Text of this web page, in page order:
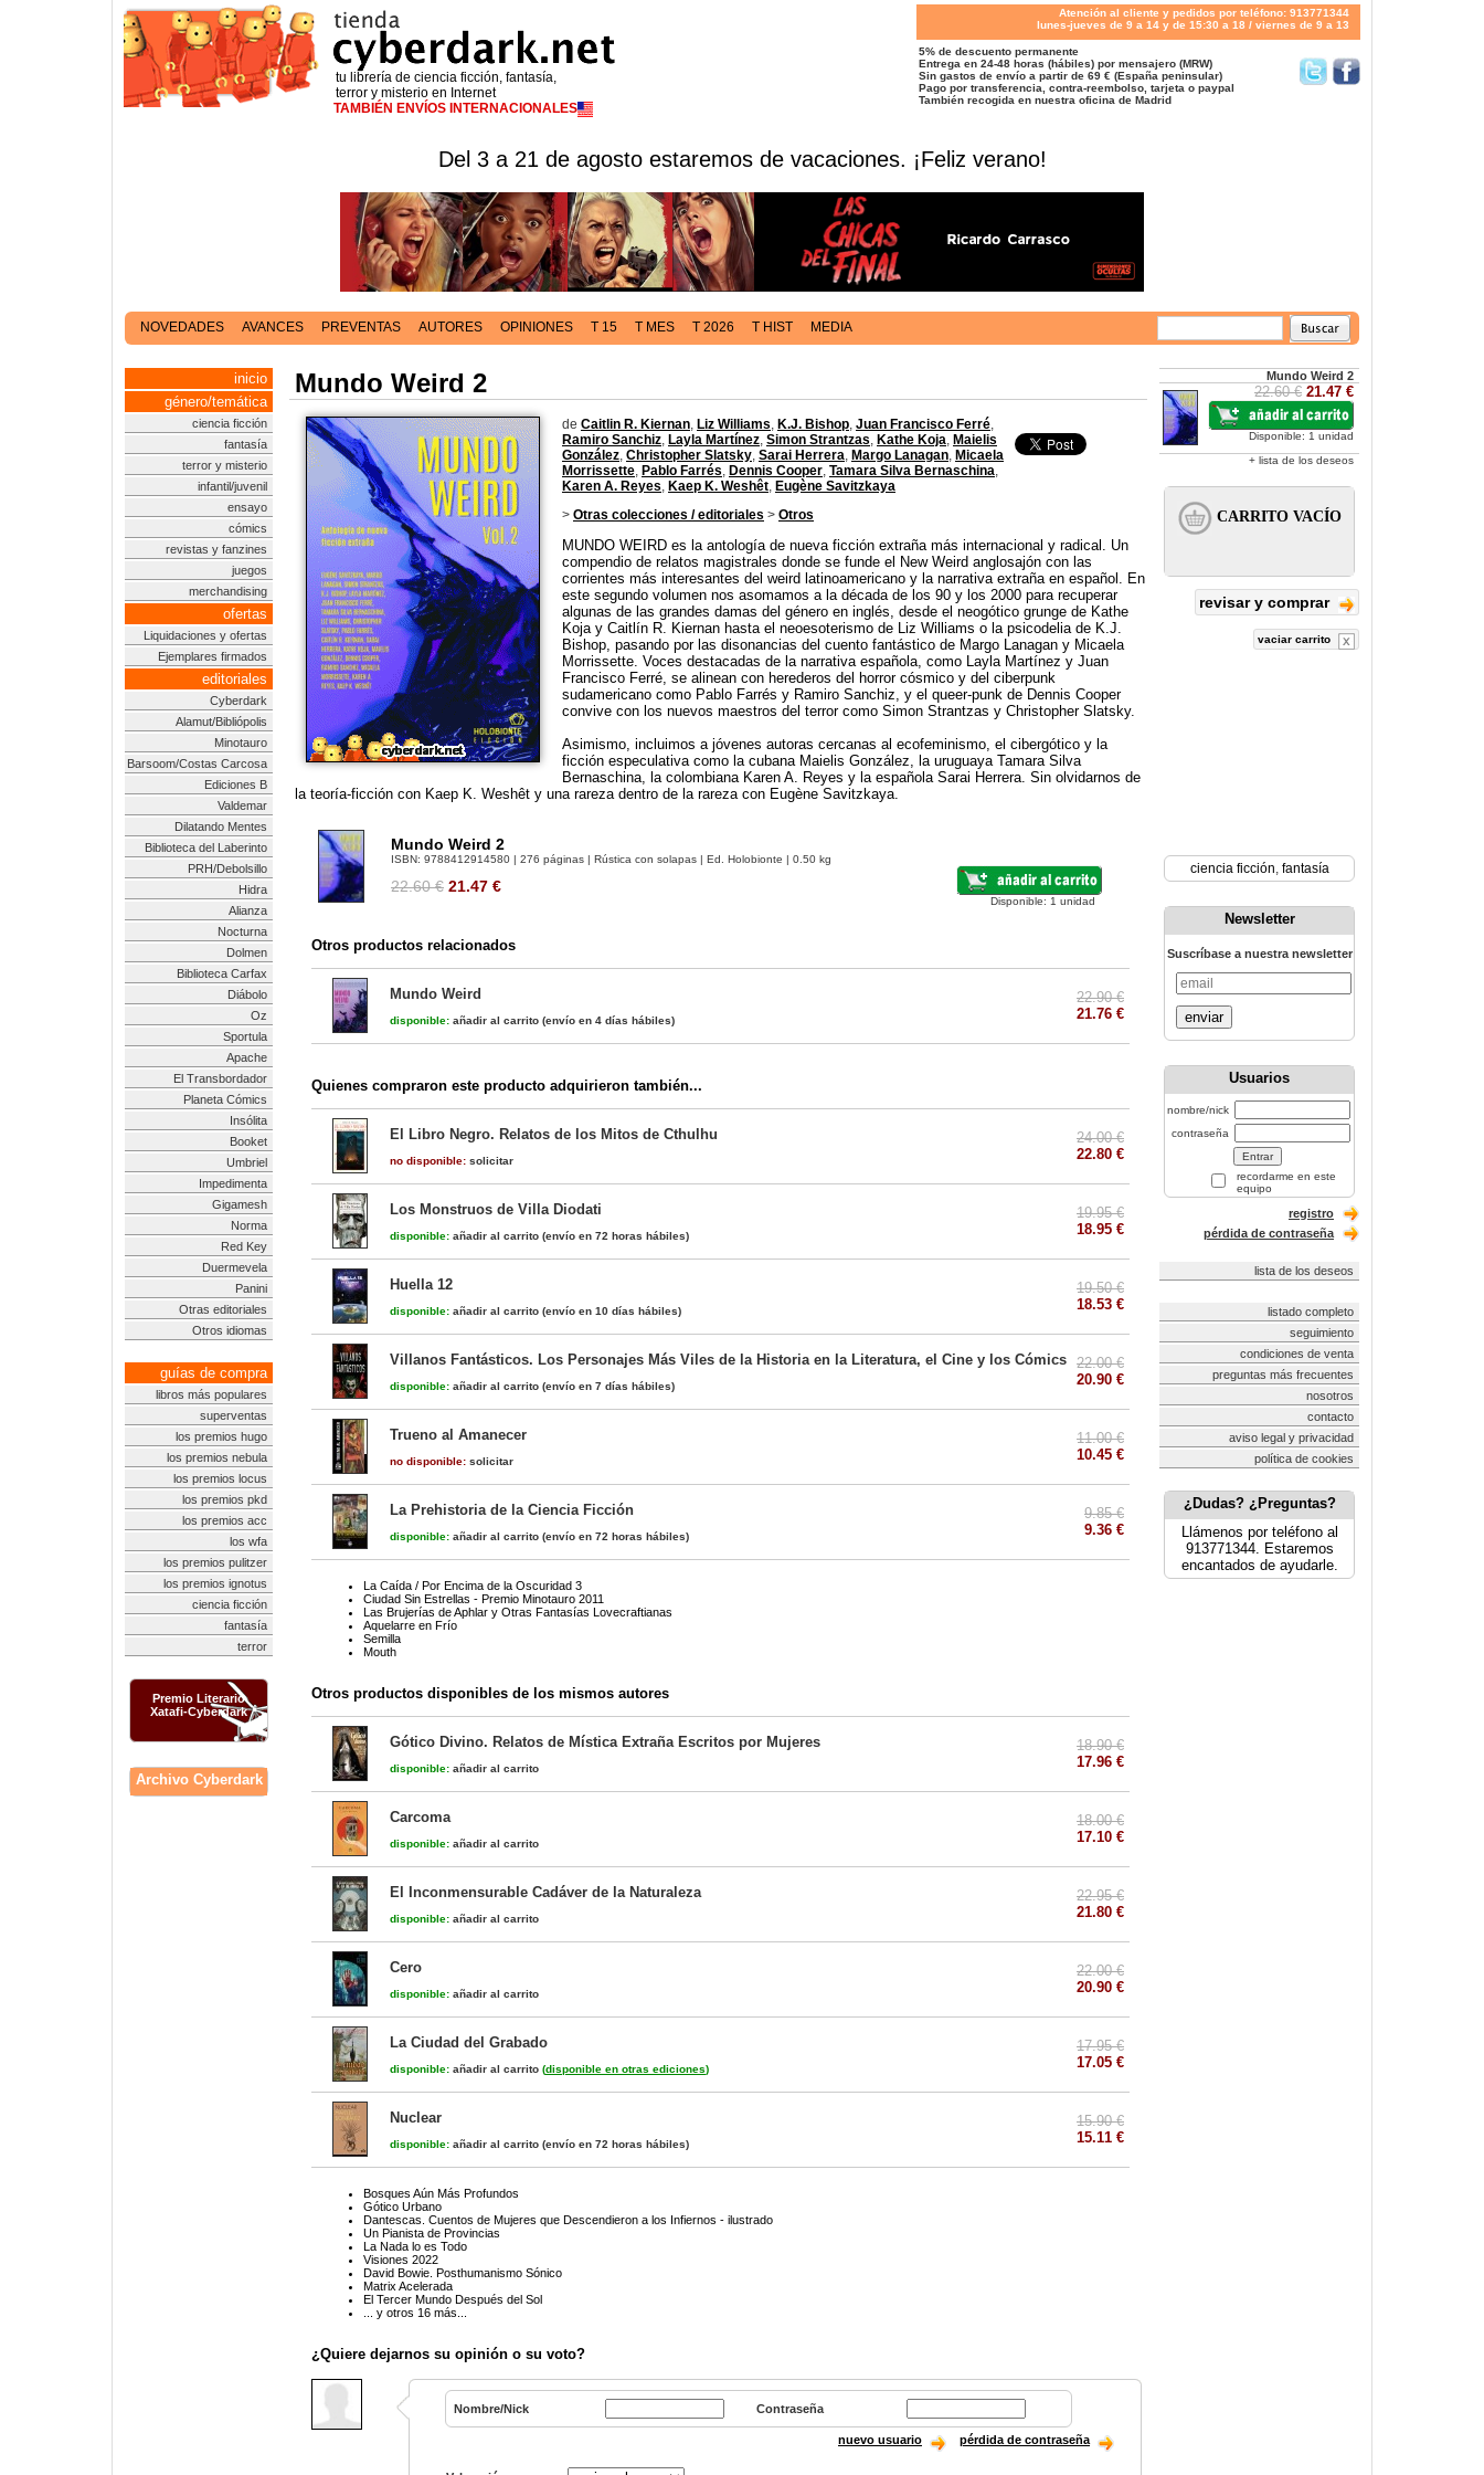
tu librería de ciencia ficción, fantasía,
terror y misterio en Internet
TAMBIÉN ENVÍOS INTERNACIONALES
Atención al cliente y pedidos por teléfono: 913771344
lunes-jueves de 9 a 14 y de 15:30 a 18 / viernes de 9 a 13
5% de descuento permanente
Entrega en 24-48 horas (hábiles) por mensajero (MRW)
Sin gastos de envío a partir de 69 € (España peninsular)
Pago por transferencia, contra-reembolso, tarjeta o paypal
También recogida en nuestra oficina de Madrid
Del 3 a 21 de agosto estaremos de vacaciones. ¡Feliz verano!
NOVEDADES AVANCES PREVENTAS AUTORES OPINIONES T 15 T MES T 2026 T HIST MEDIA
inicio
género/temática
ciencia ficción
fantasía
terror y misterio
infantil/juvenil
ensayo
cómics
revistas y fanzines
juegos
merchandising
ofertas
Liquidaciones y ofertas
Ejemplares firmados
editoriales
Cyberdark
Alamut/Bibliópolis
Minotauro
Barsoom/Costas Carcosa
Ediciones B
Valdemar
Dilatando Mentes
Biblioteca del Laberinto
PRH/Debolsillo
Hidra
Alianza
Nocturna
Dolmen
Biblioteca Carfax
Diábolo
Oz
Sportula
Apache
El Transbordador
Planeta Cómics
Insólita
Booket
Umbriel
Impedimenta
Gigamesh
Norma
Red Key
Duermevela
Panini
Otras editoriales
Otros idiomas
guías de compra
libros más populares
superventas
los premios hugo
los premios nebula
los premios locus
los premios pkd
los premios acc
los wfa
los premios pulitzer
los premios ignotus
ciencia ficción
fantasía
terror
Premio Literario
Xatafi-Cyberdark
Archivo Cyberdark
Mundo Weird 2
de Caitlin R. Kiernan, Liz Williams, K.J. Bishop, Juan Francisco Ferré,
Ramiro Sanchiz, Layla Martínez, Simon Strantzas, Kathe Koja, Maielis
González, Christopher Slatsky, Sarai Herrera, Margo Lanagan, Micaela
Morrissette, Pablo Farrés, Dennis Cooper, Tamara Silva Bernaschina,
Karen A. Reyes, Kaep K. Weshêt, Eugène Savitzkaya
> Otras colecciones / editoriales > Otros
MUNDO WEIRD es la antología de nueva ficción extraña más internacional y radical. Un
compendio de relatos magistrales donde se funde el New Weird anglosajón con las
corrientes más interesantes del weird latinoamericano y la narrativa extraña en español. En
este segundo volumen nos asomamos a la década de los 90 y los 2000 para recuperar
algunas de las grandes damas del género en inglés, desde el neogótico grunge de Kathe
Koja y Caitlín R. Kiernan hasta el neoesoterismo de Liz Williams o la psicodelia de K.J.
Bishop, pasando por las disonancias del cuento fantástico de Margo Lanagan y Micaela
Morrissette. Voces destacadas de la narrativa española, como Layla Martínez y Juan
Francisco Ferré, se alinean con herederos del horror cósmico y del ciberpunk
sudamericano como Pablo Farrés y Ramiro Sanchiz, y el queer-punk de Dennis Cooper
convive con los nuevos maestros del terror como Simon Strantzas y Christopher Slatsky.
Asimismo, incluimos a jóvenes autoras cercanas al ecofeminismo, el cibergótico y la
ficción especulativa como la cubana Maielis González, la uruguaya Tamara Silva
Bernaschina, la colombiana Karen A. Reyes y la española Sarai Herrera. Sin olvidarnos de
la teoría-ficción con Kaep K. Weshêt y una rareza dentro de la rareza con Eugène Savitzkaya.
Mundo Weird 2
ISBN: 9788412914580 | 276 páginas | Rústica con solapas | Ed. Holobionte | 0.50 kg
22.60 € 21.47 €
Disponible: 1 unidad
Otros productos relacionados
Mundo Weird
disponible: añadir al carrito (envío en 4 días hábiles)
22.90 €
21.76 €
Quienes compraron este producto adquirieron también...
El Libro Negro. Relatos de los Mitos de Cthulhu
no disponible: solicitar
24.00 €
22.80 €
Los Monstruos de Villa Diodati
disponible: añadir al carrito (envío en 72 horas hábiles)
19.95 €
18.95 €
Huella 12
disponible: añadir al carrito (envío en 10 días hábiles)
19.50 €
18.53 €
Villanos Fantásticos. Los Personajes Más Viles de la Historia en la Literatura, el Cine y los Cómics
disponible: añadir al carrito (envío en 7 días hábiles)
22.00 €
20.90 €
Trueno al Amanecer
no disponible: solicitar
11.00 €
10.45 €
La Prehistoria de la Ciencia Ficción
disponible: añadir al carrito (envío en 72 horas hábiles)
9.85 €
9.36 €
La Caída / Por Encima de la Oscuridad 3
Ciudad Sin Estrellas - Premio Minotauro 2011
Las Brujerías de Aphlar y Otras Fantasías Lovecraftianas
Aquelarre en Frío
Semilla
Mouth
Otros productos disponibles de los mismos autores
Gótico Divino. Relatos de Mística Extraña Escritos por Mujeres
disponible: añadir al carrito
18.90 €
17.96 €
Carcoma
disponible: añadir al carrito
18.00 €
17.10 €
El Inconmensurable Cadáver de la Naturaleza
disponible: añadir al carrito
22.95 €
21.80 €
Cero
disponible: añadir al carrito
22.00 €
20.90 €
La Ciudad del Grabado
disponible: añadir al carrito (disponible en otras ediciones)
17.95 €
17.05 €
Nuclear
disponible: añadir al carrito (envío en 72 horas hábiles)
15.90 €
15.11 €
Bosques Aún Más Profundos
Gótico Urbano
Dantescas. Cuentos de Mujeres que Descendieron a los Infiernos - ilustrado
Un Pianista de Provincias
La Nada lo es Todo
Visiones 2022
David Bowie. Posthumanismo Sónico
Matrix Acelerada
El Tercer Mundo Después del Sol
... y otros 16 más...
¿Quiere dejarnos su opinión o su voto?
Nombre/Nick Contraseña
nuevo usuario pérdida de contraseña
Mundo Weird 2
22.60 € 21.47 €
Disponible: 1 unidad
+ lista de los deseos
revisar y comprar
vaciar carrito
ciencia ficción, fantasía
Newsletter
Suscríbase a nuestra newsletter
enviar
Usuarios
nombre/nick
contraseña
recordarme en este
equipo
registro
pérdida de contraseña
lista de los deseos
listado completo
seguimiento
condiciones de venta
preguntas más frecuentes
nosotros
contacto
aviso legal y privacidad
política de cookies
¿Dudas? ¿Preguntas?
Llámenos por teléfono al
913771344. Estaremos
encantados de ayudarle.